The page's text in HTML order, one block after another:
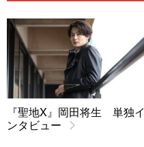
『聖地X』岡田将生 単独イ
ンタビュー